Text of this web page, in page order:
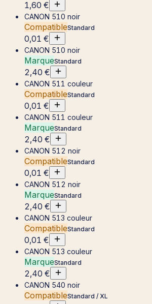
1,60 €
CANON 510 noir
CompatibleStandard
0,01 €
CANON 510 noir
MarqueStandard
2,40 €
CANON 511 couleur
CompatibleStandard
0,01 €
CANON 511 couleur
MarqueStandard
2,40 €
CANON 512 noir
CompatibleStandard
0,01 €
CANON 512 noir
MarqueStandard
2,40 €
CANON 513 couleur
CompatibleStandard
0,01 €
CANON 513 couleur
MarqueStandard
2,40 €
CANON 540 noir
CompatibleStandard / XL